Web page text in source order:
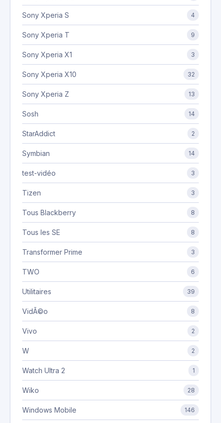
Sony Xperia S 4
Sony Xperia T 9
Sony Xperia X1 3
Sony Xperia X10 32
Sony Xperia Z 13
Sosh 14
StarAddict 2
Symbian 14
test-vidéo 3
Tizen 3
Tous Blackberry 8
Tous les SE 8
Transformer Prime 3
TWO 6
Utilitaires 39
VidÃ©o 8
Vivo 2
W 2
Watch Ultra 2 1
Wiko 28
Windows Mobile 146